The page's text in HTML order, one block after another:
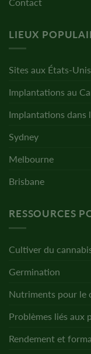
LIEUX
Sites aux États-Unis
Implantations au
Implantations dans
Sydney
Melbourne
Brisbane
RESSOURCES
Cultiver du
Germination
Nutriments pour le
Problèmes liés aux
Rendement et